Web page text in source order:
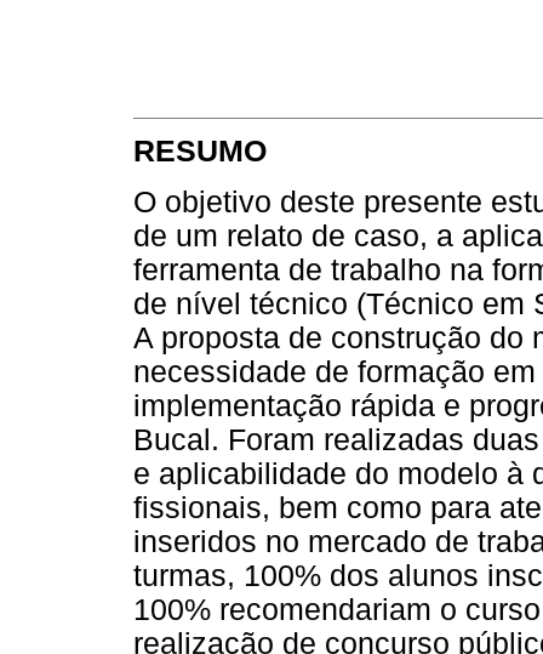
RESUMO
O objetivo deste presente
de um relato de caso, a
ferramenta de trabalho na
de nível técnico (Técnico em
A proposta de construção do
necessidade de formação
implementação rápida e
Bucal. Foram realizadas
e aplicabilidade do modelo à
fissionais, bem como para
inseridos no mercado de
turmas, 100% dos alunos
100% recomendariam o
realização de concurso